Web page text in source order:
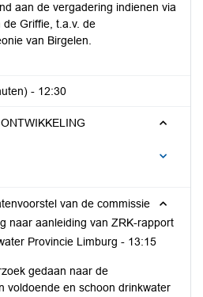
aan de vergadering indienen via
Griffie, t.a.v. de
van Birgelen.
- 12:30
van de commissie
naar aanleiding van ZRK-rapport
Provincie Limburg - 13:15
gedaan naar de
voldoende en schoon drinkwater